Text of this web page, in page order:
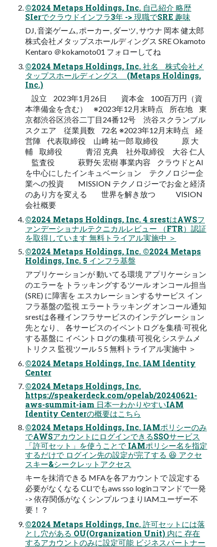
©2024 Metaps Holdings, Inc. ⾃⼰紹介 略歴
SIerでクラウドインフラ3年 -> 現職でSRE 趣味
DJ, ⾳楽ゲーム, ポーカー, ダーツ, サウナ 岡本 健太郎
株式会社メタップスホールディングス SRE Okamoto
Kentaro ＠kokamoto01 フォローしてね
©2024 Metaps Holdings, Inc. 社名 株式会社メ
タップスホールディングス (Metaps Holdings,
Inc.)
設立 2023年1月26日 資本金 100百万円（資
本準備金を含む） ※2023年12月末時点 所在地 東
京都渋谷区渋谷二丁目24番12号 渋谷スクランブル
スクエア 従業員数 72名 ※2023年12月末時点 経
営陣 代表取締役 山﨑 祐一郎 取締役 原 大
輔 取締役 青沼 克典 社外取締役 大谷 仁人
監査役 萩野矢 宏樹 事業内容 クラウドとAI
を中心にしたインキュベーション テクノロジー企
業への投資 MISSION テクノロジーでお金と経済
のあり方を変える 世界を解き放つ VISION
会社概要
©2024 Metaps Holdings, Inc. 4 srestはAWSフ
ァンデーショナルテクニカルレビュー （FTR）認証
を取得しています 無料トライアル実施中 ＞
©2024 Metaps Holdings, Inc. ©2024 Metaps
Holdings, Inc. 5 インフラ基盤
アプリケーションが 動いてる環境 アプリケーション
のエラーを トラッキングするツール オンコール担当
(SRE) に障害を エスカレーションするサービス イン
フラ基盤の監視 エラートラッキング オンコール通知
srestは各種インフラサービスのインテグレーション
先となり、 各サービスのイベントログを集積‧可視化
する基盤に イベントログの集積‧可視化 システムメ
トリクス 監視ツール 5 5 無料トライアル実施中 ＞
©2024 Metaps Holdings, Inc. IAM Identity
Center
©2024 Metaps Holdings, Inc.
https://speakerdeck.com/opelab/20240621-
aws-summit-iam ⽇本⼀わかりやすいIAM
Identity Centerの概要はこちら
©2024 Metaps Holdings, Inc. IAMポリシーのみ
でAWSアカウントにログインできるSSOサービス
「許可セット」を使うことで IAMポリシー名を指定
するだけで ログイン先の設定が完了する 😆 アクセ
スキー&シークレットアクセス
キーを抹消できる MFAを各アカウントで 設定する
必要がなくなる CLIでもaws sso loginコマンドで⼀発
-> 依存関係がなくシンプル つまりIAMユーザー不
要！？
©2024 Metaps Holdings, Inc. 許可セットには落
とし⽳がある OU(Organization Unit) 内に 存在
するアカウントのみに設定可能 ビジネスパートナー